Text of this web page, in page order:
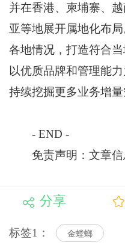
并在香港、柬埔寨、
亚等地展开属地化布
各地情况，打造符合
以优质品牌和管理能
持续挖掘更多业务增量
- END -
免责声明：文章信
分享
标签1： 金螳螂